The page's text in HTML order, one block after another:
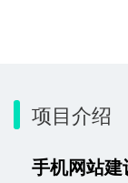
项目介绍
手机网站